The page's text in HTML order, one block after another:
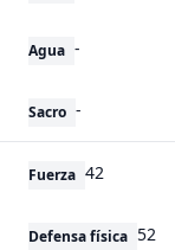
Agua -
Sacro -
Fuerza 42
Defensa física 52